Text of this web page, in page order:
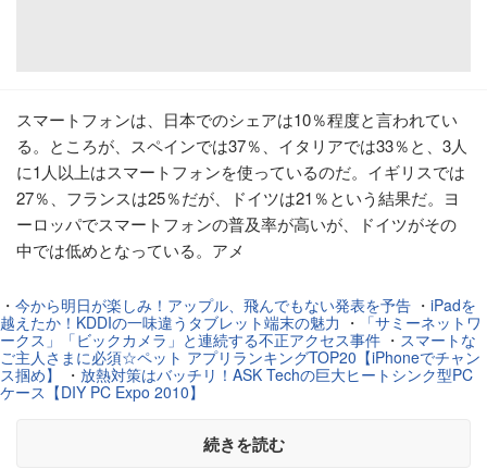
スマートフォンは、日本でのシェアは10％程度と言われてい
る。ところが、スペインでは37％、イタリアでは33％と、3人
に1人以上はスマートフォンを使っているのだ。イギリスでは
27％、フランスは25％だが、ドイツは21％という結果だ。ヨ
ーロッパでスマートフォンの普及率が高いが、ドイツがその
中では低めとなっている。アメ
・ 今から明日が楽しみ！アップル、飛んでもない発表を予告 ・ iPadを
越えたか！KDDIの一味違うタブレット端末の魅力 ・
「サミーネットワ
ークス」「ビックカメラ」と連続する不正アクセス事件 ・ スマートな
ご主人さまに必須☆ペット アプリランキングTOP20【iPhoneでチャン
ス掴め】
・ 放熱対策はバッチリ！ASK Techの巨大ヒートシンク型PC
ケース【DIY PC Expo 2010】
続きを読む